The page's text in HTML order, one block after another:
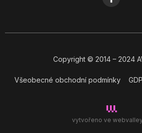
Copyright © 2014 – 2024
Všeobecné obchodní podmínky
vytvořeno ve